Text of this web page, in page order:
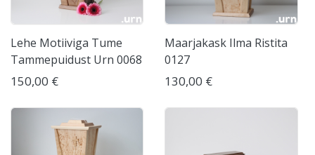
Lehe Motiiviga Tume
Tammepuidust Urn 0068
150,00 €
Maarjakask Ilma Ristita
0127
130,00 €